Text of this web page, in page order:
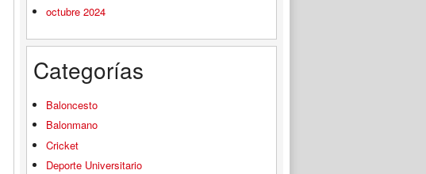
octubre 2024
Categorías
Baloncesto
Balonmano
Cricket
Deporte Universitario